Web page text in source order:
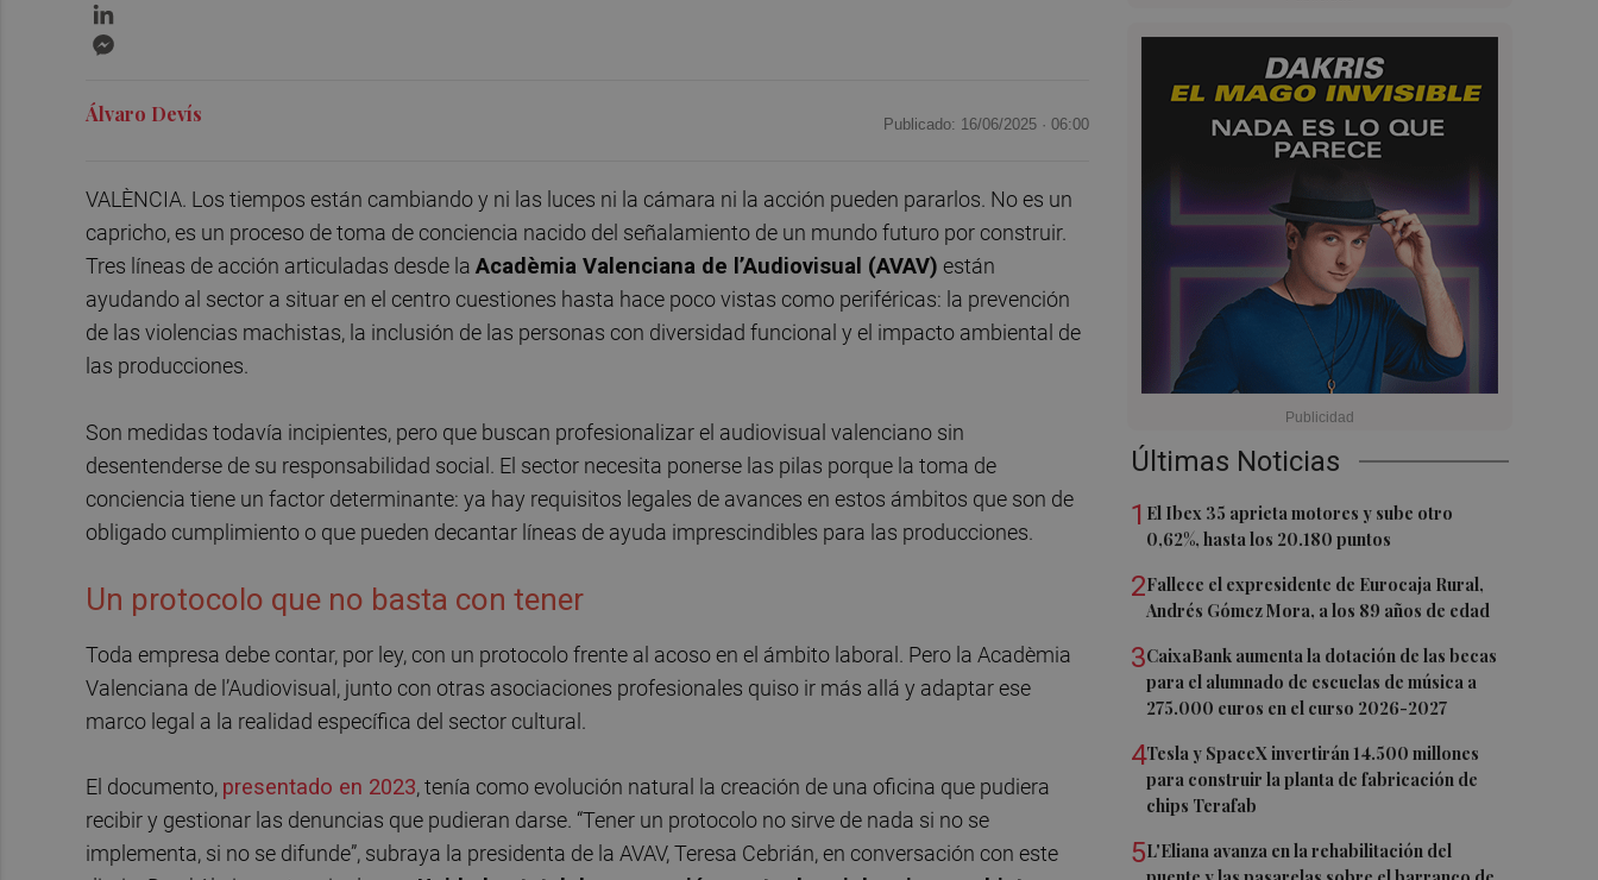
Últimas Noticias
1 El Ibex 35 aprieta motores y sube otro
0,62%, hasta los 20.180 puntos
2Fallece el expresidente de Eurocaja Rural,
Andrés Gómez Mora, a los 89 años de edad
3CaixaBank aumenta la dotación de las becas
para el alumnado de escuelas de música a
275.000 euros en el curso 2026-2027
4Tesla y SpaceX invertirán 14.500 millones
para construir la planta de fabricación de
chips Terafab
5L'Eliana avanza en la rehabilitación del
Álvaro Devís Publicado: 16/06/2025 · 06:00
VALÈNCIA. Los tiempos están cambiando y ni las luces ni la cámara ni la acción pueden pararlos. No es un
capricho, es un proceso de toma de conciencia nacido del señalamiento de un mundo futuro por construir.
Tres líneas de acción articuladas desde la Acadèmia Valenciana de l’Audiovisual (AVAV) están
ayudando al sector a situar en el centro cuestiones hasta hace poco vistas como periféricas: la prevención
de las violencias machistas, la inclusión de las personas con diversidad funcional y el impacto ambiental de
las producciones.
Son medidas todavía incipientes, pero que buscan profesionalizar el audiovisual valenciano sin
desentenderse de su responsabilidad social. El sector necesita ponerse las pilas porque la toma de
conciencia tiene un factor determinante: ya hay requisitos legales de avances en estos ámbitos que son de
obligado cumplimiento o que pueden decantar líneas de ayuda imprescindibles para las producciones.
Un protocolo que no basta con tener
Toda empresa debe contar, por ley, con un protocolo frente al acoso en el ámbito laboral. Pero la Acadèmia
Valenciana de l’Audiovisual, junto con otras asociaciones profesionales quiso ir más allá y adaptar ese
marco legal a la realidad específica del sector cultural.
El documento, presentado en 2023, tenía como evolución natural la creación de una oficina que pudiera
recibir y gestionar las denuncias que pudieran darse. “Tener un protocolo no sirve de nada si no se
implementa, si no se difunde”, subraya la presidenta de la AVAV, Teresa Cebrián, en conversación con este